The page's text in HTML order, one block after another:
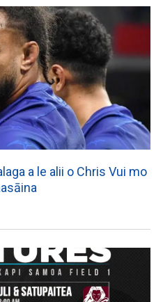
a le alii o Chris Vui mo